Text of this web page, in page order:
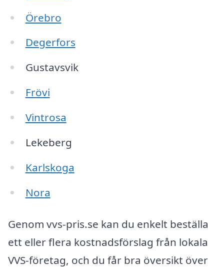
Örebro
Degerfors
Gustavsvik
Frövi
Vintrosa
Lekeberg
Karlskoga
Nora
Genom vvs-pris.se kan du enkelt beställa
ett eller flera kostnadsförslag från lokala
VVS-företag, och du får bra översikt över